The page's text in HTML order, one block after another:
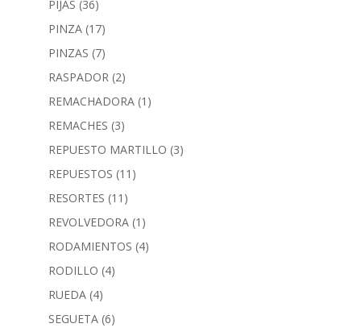
PIJAS (36)
PINZA (17)
PINZAS (7)
RASPADOR (2)
REMACHADORA (1)
REMACHES (3)
REPUESTO MARTILLO (3)
REPUESTOS (11)
RESORTES (11)
REVOLVEDORA (1)
RODAMIENTOS (4)
RODILLO (4)
RUEDA (4)
SEGUETA (6)